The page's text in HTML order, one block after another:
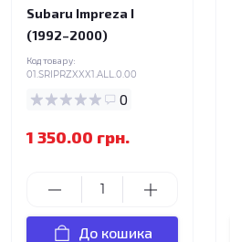
Subaru Impreza I
(1992–2000)
Код товару:
01.SRIPRZXXX1.ALL.0.00
0
1 350.00 грн.
До кошика